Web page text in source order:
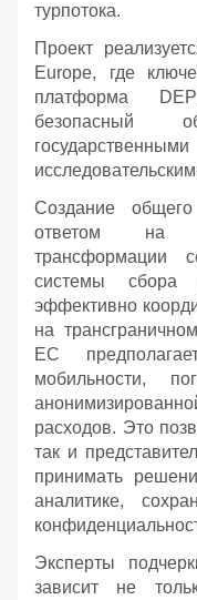
турпотока.
Проект
Europe, где
платформа
безопасный
Создание
ответом на
трансформации
системы сбора
эффективно
на
ЕС
мобильности,
расходов. Это
так и
принимать
аналитике,
Эксперты
зависит не